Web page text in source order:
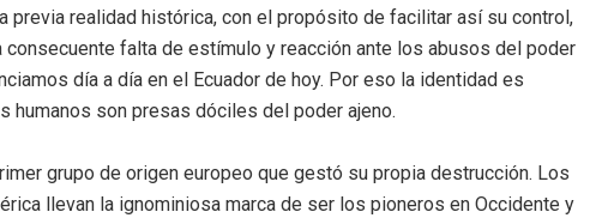
previa realidad histórica, con el propósito de facilitar así su control,
consecuente falta de estímulo y reacción ante los abusos del poder
día a día en el Ecuador de hoy. Por eso la identidad es
humanos son presas dóciles del poder ajeno.
grupo de origen europeo que gestó su propia destrucción. Los
llevan la ignominiosa marca de ser los pioneros en Occidente y